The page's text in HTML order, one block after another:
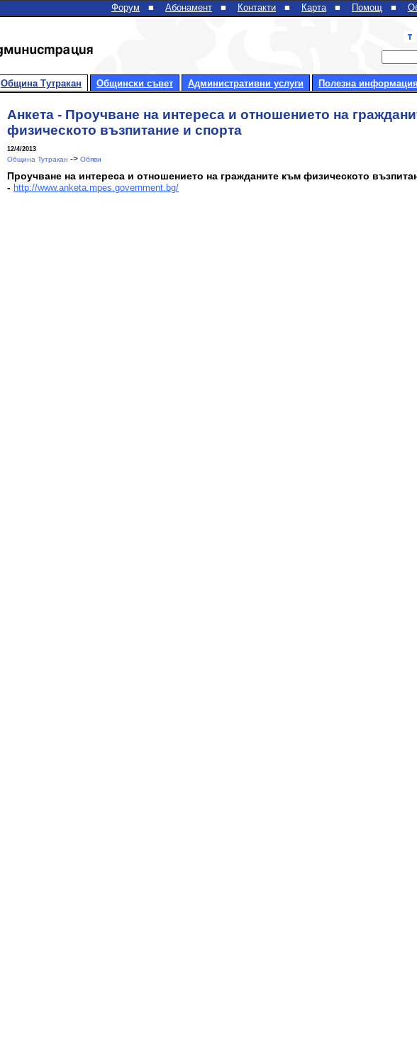
Форум ■ Абонамент ■ Контакти ■ Карта ■ Помощ ■
Община Тутракан Общински съвет Административни услуги Полезна информация
Анкета - Проучване на интереса и отношението на
физическото възпитание и спорта
12/4/2013
Община Тутракан -> Обяви
Проучване на интереса и отношението на гражданите към физическото
- http://www.anketa.mpes.government.bg/